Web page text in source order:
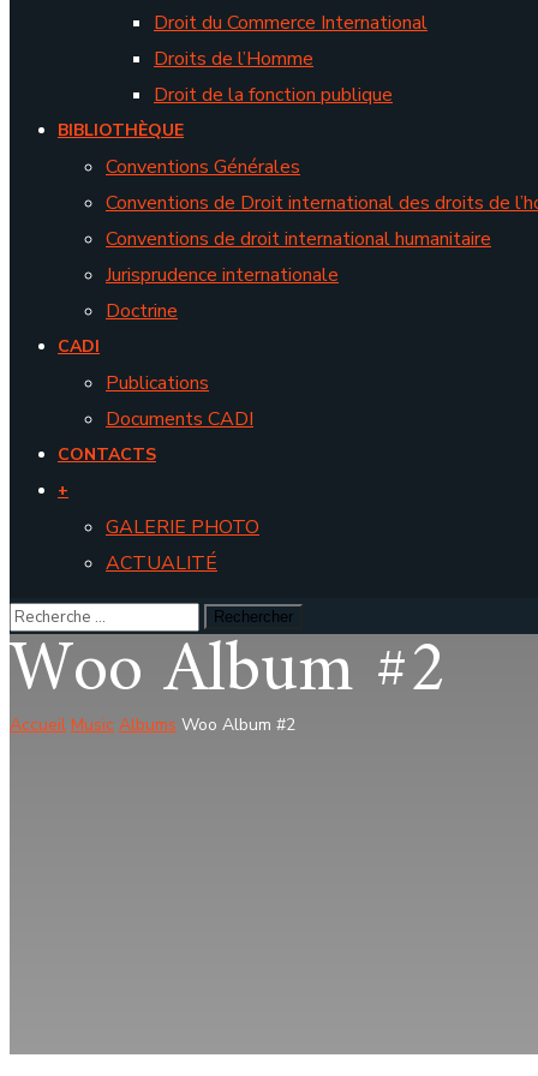
Droit du Commerce International
Droits de l’Homme
Droit de la fonction publique
BIBLIOTHÈQUE
Conventions Générales
Conventions de Droit international des droits de
Conventions de droit international humanitaire
Jurisprudence internationale
Doctrine
CADI
Publications
Documents CADI
CONTACTS
+
GALERIE PHOTO
ACTUALITÉ
Woo Album #2
Accueil Music Albums Woo Album #2